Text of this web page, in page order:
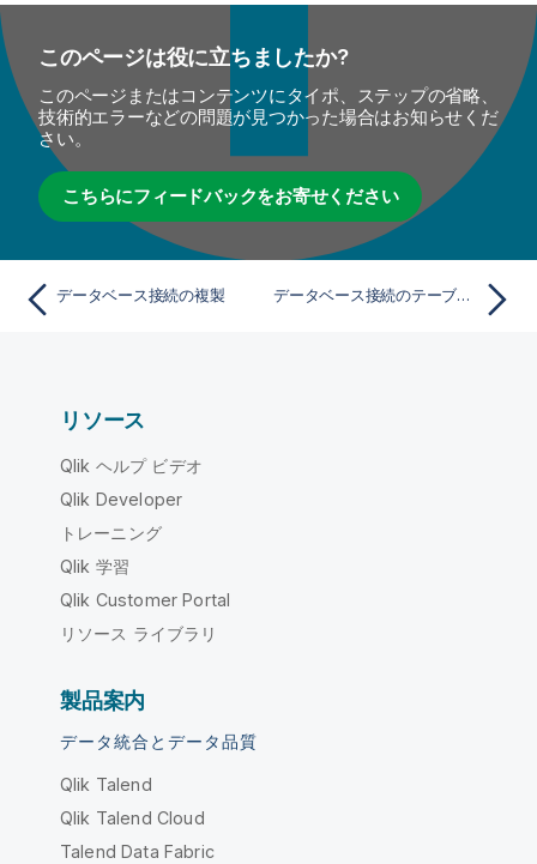
このページは役に立ちましたか?
このページまたはコンテンツにタイポ、ステップの省略、
技術的エラーなどの問題が見つかった場合はお知らせくだ
さい。
こちらにフィードバックをお寄せください
データベース接続の複製 データベース接続のテーブルとビューをフィルタリングする
リソース
Qlik ヘルプ ビデオ
Qlik Developer
トレーニング
Qlik 学習
Qlik Customer Portal
リソース ライブラリ
製品案内
データ統合とデータ品質
Qlik Talend
Qlik Talend Cloud
Talend Data Fabric